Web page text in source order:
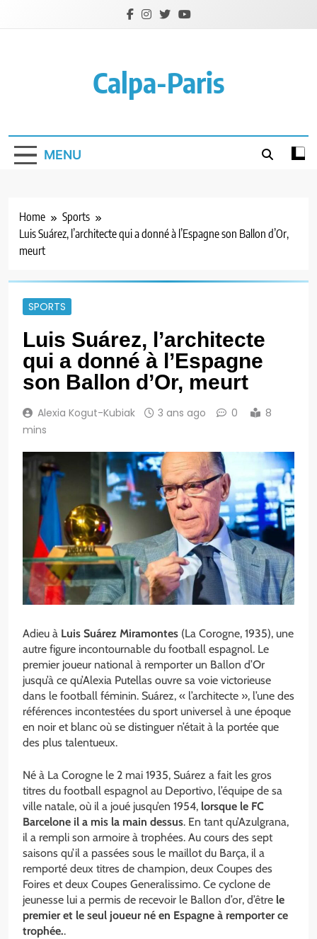
Calpa-Paris
MENU
Home
Sports
Luis Suárez, l’architecte qui a donné à l’Espagne son Ballon d’Or,
meurt
SPORTS
Luis Suárez, l’architecte
qui a donné à l’Espagne
son Ballon d’Or, meurt
Alexia Kogut-Kubiak 3 ans ago 0
8
mins
Adieu à Luis Suárez Miramontes (La Corogne, 1935), une
autre figure incontournable du football espagnol. Le
premier joueur national à remporter un Ballon d’Or
jusqu’à ce qu’Alexia Putellas ouvre sa voie victorieuse
dans le football féminin. Suárez, « l’architecte », l’une des
références incontestées du sport universel à une époque
en noir et blanc où se distinguer n’était à la portée que
des plus talentueux.
Né à La Corogne le 2 mai 1935, Suárez a fait les gros
titres du football espagnol au Deportivo, l’équipe de sa
ville natale, où il a joué jusqu’en 1954, lorsque le FC
Barcelone il a mis la main dessus. En tant qu’Azulgrana,
il a rempli son armoire à trophées. Au cours des sept
saisons qu’il a passées sous le maillot du Barça, il a
remporté deux titres de champion, deux Coupes des
Foires et deux Coupes Generalissimo. Ce cyclone de
jeunesse lui a permis de recevoir le Ballon d’or, d’être le
premier et le seul joueur né en Espagne à remporter ce
trophée..